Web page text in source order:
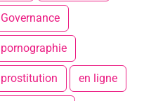
Governance
pornographie
prostitution en ligne